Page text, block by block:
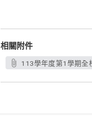
相關附件
113學年度第1學期全